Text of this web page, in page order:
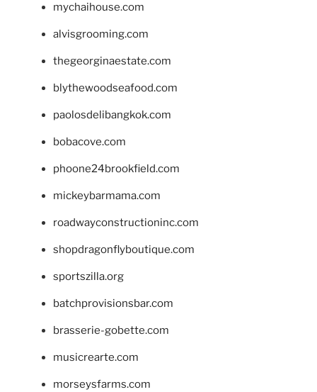
mychaihouse.com
alvisgrooming.com
thegeorginaestate.com
blythewoodseafood.com
paolosdelibangkok.com
bobacove.com
phoone24brookfield.com
mickeybarmama.com
roadwayconstructioninc.com
shopdragonflyboutique.com
sportszilla.org
batchprovisionsbar.com
brasserie-gobette.com
musicrearte.com
morseysfarms.com